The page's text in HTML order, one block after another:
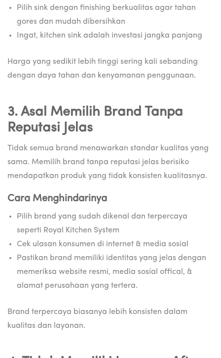
Pilih sink dengan finishing berkualitas agar tahan
gores dan mudah dibersihkan
Ingat, kitchen sink adalah investasi jangka panjang
Harga yang sedikit lebih tinggi sering kali sebanding
dengan daya tahan dan kenyamanan penggunaan.
3. Asal Memilih Brand Tanpa
Reputasi Jelas
Tidak semua brand menawarkan standar kualitas yang
sama. Memilih brand tanpa reputasi jelas berisiko
mendapatkan produk yang tidak konsisten kualitasnya.
Cara Menghindarinya
Pilih brand yang sudah dikenal dan terpercaya
seperti Royal Kitchen System
Cek ulasan konsumen di internet & media sosial
Pastikan brand memiliki identitas yang jelas dengan
memeriksa website resmi, media sosial offical, &
alamat perusahaan yang tertera.
Brand terpercaya biasanya lebih konsisten dalam
kualitas dan layanan.